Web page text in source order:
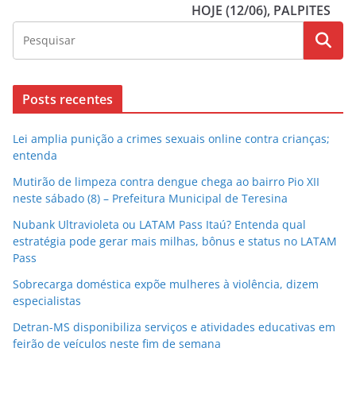
HOJE (12/06), PALPITES
Posts recentes
Lei amplia punição a crimes sexuais online contra crianças;
entenda
Mutirão de limpeza contra dengue chega ao bairro Pio XII
neste sábado (8) – Prefeitura Municipal de Teresina
Nubank Ultravioleta ou LATAM Pass Itaú? Entenda qual
estratégia pode gerar mais milhas, bônus e status no LATAM
Pass
Sobrecarga doméstica expõe mulheres à violência, dizem
especialistas
Detran-MS disponibiliza serviços e atividades educativas em
feirão de veículos neste fim de semana